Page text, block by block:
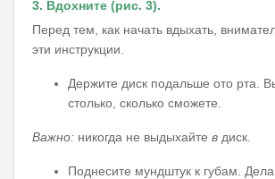
3. Вдохните (рис. 3).
Перед тем, как начать вдыхать,
эти инструкции.
Держите диск подальше ото рта.
столько, сколько сможете.
Важно: никогда не выдыхайте в диск.
Поднесите мундштук к губам.